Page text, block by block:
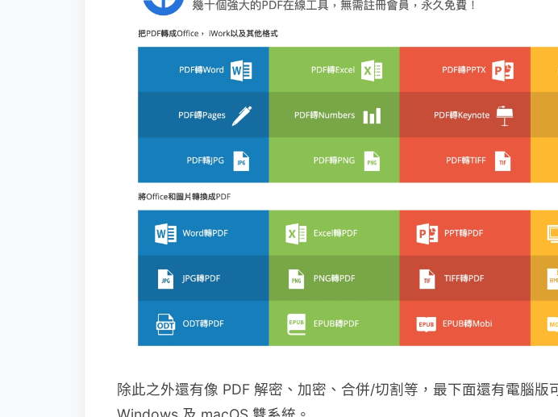
除此之外還有像 PDF 解密、加密、合併/切割等，最下面還有電腦版